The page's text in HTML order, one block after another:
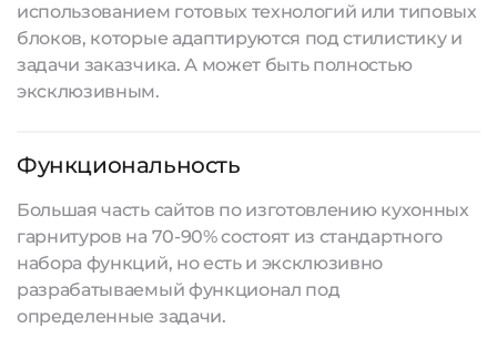
использованием готовых технологий или типовых
блоков, которые адаптируются под стилистику и
задачи заказчика. А может быть полностью
эксклюзивным.
Функциональность
Большая часть сайтов по изготовлению кухонных
гарнитуров на 70-90% состоят из стандартного
набора функций, но есть и эксклюзивно
разрабатываемый функционал под
определенные задачи.